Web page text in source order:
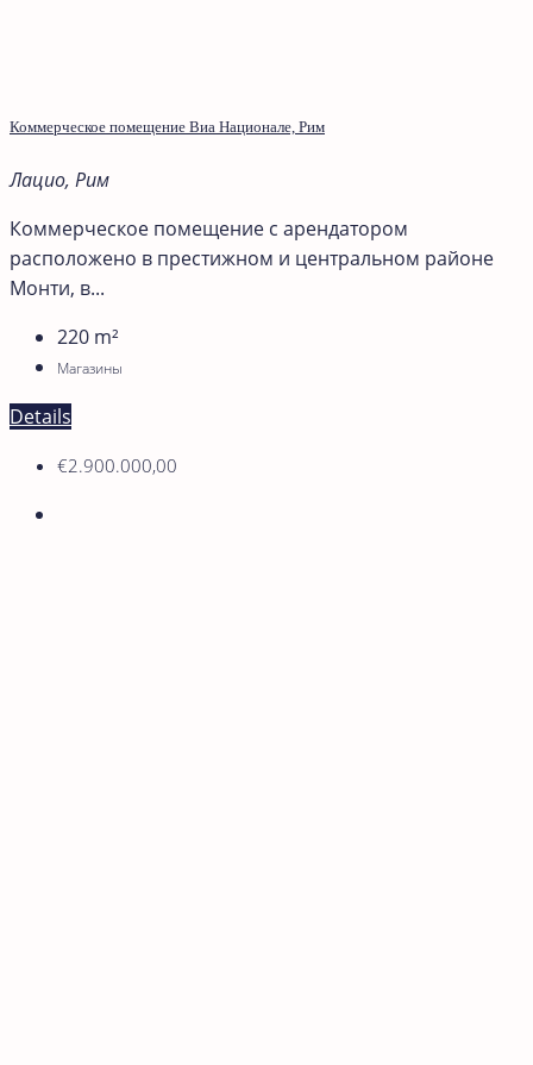
Коммерческое помещение Виа Национале, Рим
Лацио, Рим
Коммерческое помещение с арендатором
расположено в престижном и центральном районе
Монти, в...
220 m²
Магазины
Details
€2.900.000,00